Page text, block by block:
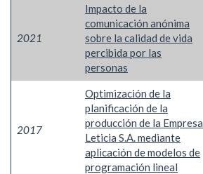
2021
Impacto de la
comunicación anónima
sobre la calidad de vida
percibida por las
personas
2017
Optimización de la
planificación de la
producción de la Empresa
Leticia S.A. mediante
aplicación de modelos de
programación lineal